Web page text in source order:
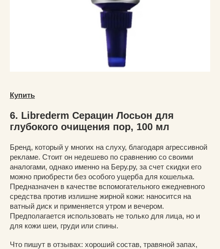
Купить
6. Librederm Серацин Лосьон для
глубокого очищения пор, 100 мл
Бренд, который у многих на слуху, благодаря агрессивной
рекламе. Стоит он недешево по сравнению со своими
аналогами, однако именно на Беру.ру, за счет скидки его
можно приобрести без особого ущерба для кошелька.
Предназначен в качестве вспомогательного ежедневного
средства против излишне жирной кожи: наносится на
ватный диск и применяется утром и вечером.
Предполагается использовать не только для лица, но и
для кожи шеи, груди или спины.
Что пишут в отзывах: хороший состав, травяной запах,